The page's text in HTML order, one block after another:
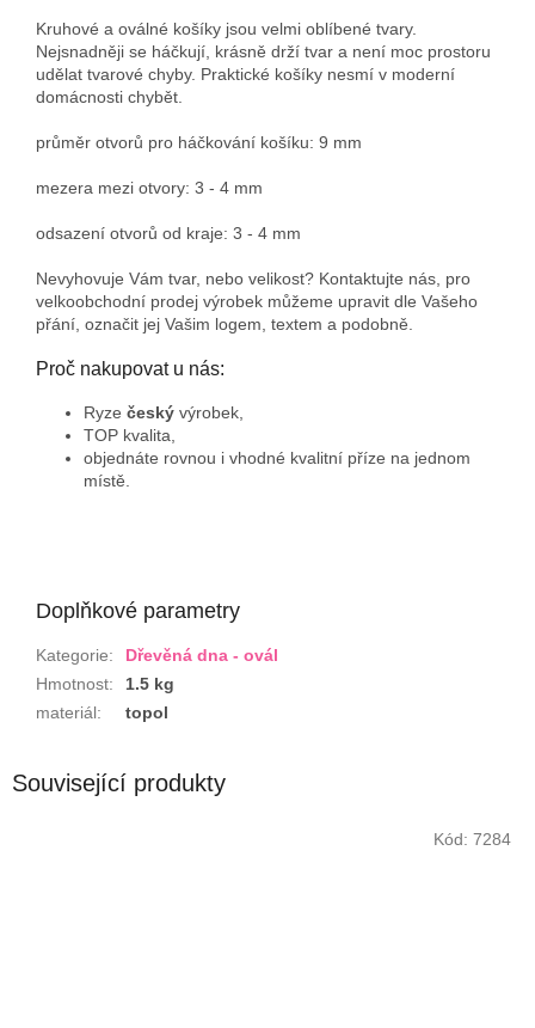
Kruhové a oválné košíky jsou velmi oblíbené tvary.
Nejsnadněji se háčkují, krásně drží tvar a není moc prostoru
udělat tvarové chyby. Praktické košíky nesmí v moderní
domácnosti chybět.
průměr otvorů pro háčkování košíku: 9 mm
mezera mezi otvory: 3 - 4 mm
odsazení otvorů od kraje: 3 - 4 mm
Nevyhovuje Vám tvar, nebo velikost? Kontaktujte nás, pro
velkoobchodní prodej výrobek můžeme upravit dle Vašeho
přání, označit jej Vašim logem, textem a podobně.
Proč nakupovat u nás:
Ryze český výrobek,
TOP kvalita,
objednáte rovnou i vhodné kvalitní příze na jednom
místě.
Doplňkové parametry
Kategorie:
Dřevěná dna - ovál
Hmotnost:
1.5 kg
materiál: topol
Související produkty
Kód: 7284